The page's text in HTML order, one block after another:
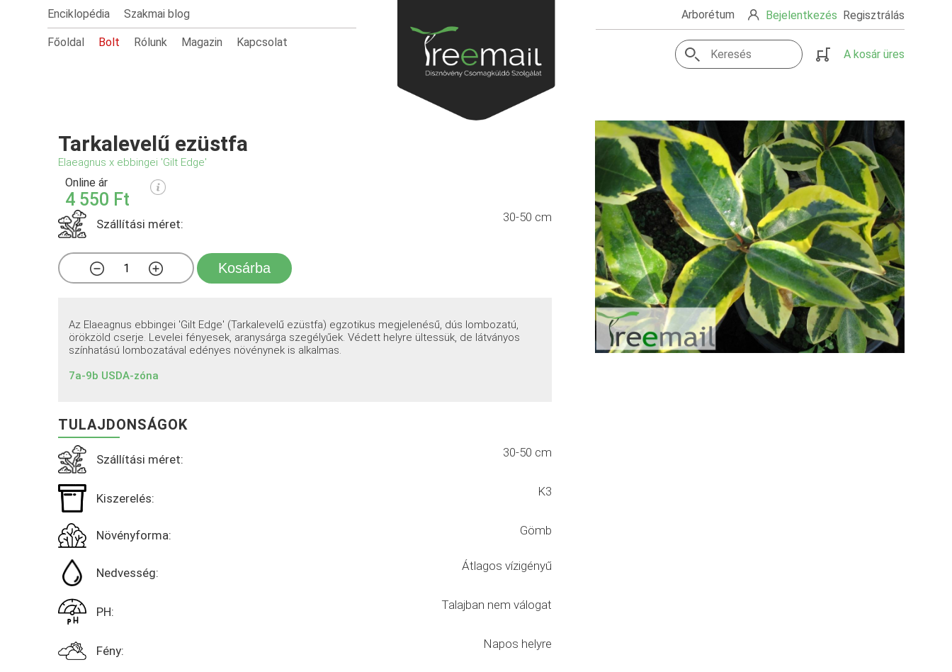
Enciklopédia Szakmai blog
Főoldal Bolt Rólunk Magazin Kapcsolat
Arborétum Bejelentkezés Regisztrálás
A kosár üres
Tarkalevelű ezüstfa
Elaeagnus x ebbingei 'Gilt Edge'
Online ár
4 550 Ft
Szállítási méret: 30-50 cm
Kosárba
Az Elaeagnus ebbingei 'Gilt Edge' (Tarkalevelű ezüstfa) egzotikus megjelenésű, dús lombozatú,
örökzöld cserje. Levelei fényesek, aranysárga szegélyűek. Védett helyre ültessük, de látványos
színhatású lombozatával edényes növénynek is alkalmas.
7a-9b USDA-zóna
TULAJDONSÁGOK
Szállítási méret: 30-50 cm
Kiszerelés: K3
Növényforma: Gömb
Nedvesség: Átlagos vízigényű
PH: Talajban nem válogat
Fény: Napos helyre